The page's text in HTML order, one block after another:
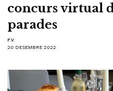
concurs virtual
parades
F.V.
20 DESEMBRE 2022